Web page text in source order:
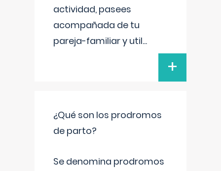
actividad, pasees
acompañada de tu
pareja-familiar y util...
+
¿Qué son los prodromos
de parto?
Se denomina prodromos